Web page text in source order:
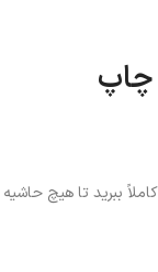
چاپ
ببرید تا هیچ